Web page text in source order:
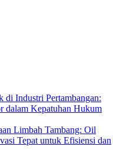
di Industri Pertambangan:
dalam Kepatuhan Hukum
Limbah Tambang: Oil
Tepat untuk Efisiensi dan